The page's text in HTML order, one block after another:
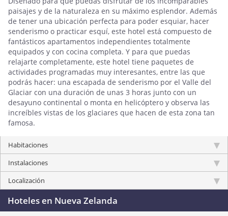
paisajes y de la naturaleza en su máximo esplendor. Además
de tener una ubicación perfecta para poder esquiar, hacer
senderismo o practicar esquí, este hotel está compuesto de
fantásticos apartamentos independientes totalmente
equipados y con cocina completa. Y para que puedas
relajarte completamente, este hotel tiene paquetes de
actividades programadas muy interesantes, entre las que
podrás hacer: una escapada de senderismo por el Valle del
Glaciar con una duración de unas 3 horas junto con un
desayuno continental o monta en helicóptero y observa las
increíbles vistas de los glaciares que hacen de esta zona tan
famosa.
Habitaciones
Instalaciones
Localización
Hoteles en Nueva Zelanda